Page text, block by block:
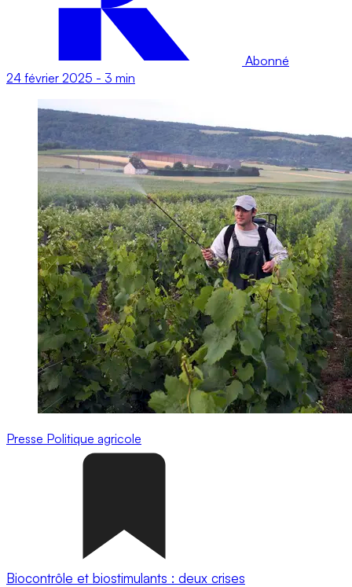
Abonné
24 février 2025 - 3 min
Presse Politique agricole
Biocontrôle et biostimulants : deux crises